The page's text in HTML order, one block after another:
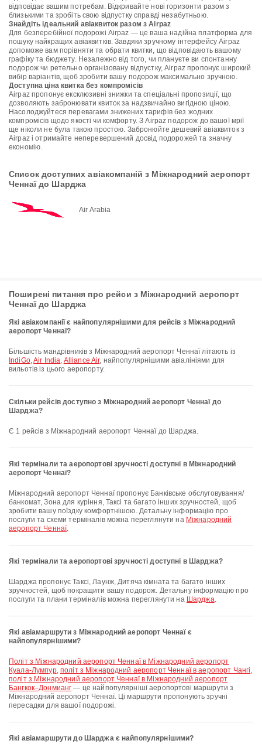
відповідає вашим потребам. Відкривайте нові горизонти разом з
близькими та зробіть свою відпустку справді незабутньою.
Знайдіть ідеальний авіаквиток разом з Airpaz
Для безперебійної подорожі Airpaz — це ваша надійна платформа для
пошуку найкращих авіаквитків. Завдяки зручному інтерфейсу Airpaz
допоможе вам порівняти та обрати квитки, що відповідають вашому
графіку та бюджету. Незалежно від того, чи плануєте ви спонтанну
подорож чи ретельно організовану відпустку, Airpaz пропонує широкий
вибір варіантів, щоб зробити вашу подорож максимально зручною.
Доступна ціна квитка без компромісів
Airpaz пропонує ексклюзивні знижки та спеціальні пропозиції, що
дозволяють забронювати квиток за надзвичайно вигідною ціною.
Насолоджуйтеся перевагами знижених тарифів без жодних
компромісів щодо якості чи комфорту. З Airpaz подорож до вашої мрії
ще ніколи не була такою простою. Забронюйте дешевий авіаквиток з
Airpaz і отримайте неперевершений досвід подорожей та значну
економію.
Список доступних авіакомпаній з Міжнародний аеропорт
Ченнаї до Шарджа
Air Arabia
Поширені питання про рейси з Міжнародний аеропорт
Ченнаї до Шарджа
Які авіакомпанії є найпопулярнішими для рейсів з Міжнародний
аеропорт Ченнаї?
Більшість мандрівників з Міжнародний аеропорт Ченнаї літають із
IndiGo,Air India, Alliance Air, найпопулярнішими авіалініями для
вильотів із цього аеропорту.
Скільки рейсів доступно з Міжнародний аеропорт Ченнаї до
Шарджа?
Є 1 рейсів з Міжнародний аеропорт Ченнаї до Шарджа.
Які термінали та аеропортові зручності доступні в Міжнародний
аеропорт Ченнаї?
Міжнародний аеропорт Ченнаї пропонує Банківське обслуговування/
банкомат, Зона для куріння, Таксі та багато інших зручностей, щоб
зробити вашу поїздку комфортнішою. Детальну інформацію про
послуги та схеми терміналів можна переглянути на Міжнародний
аеропорт Ченнаї.
Які термінали та аеропортові зручності доступні в Шарджа?
Шарджа пропонує Таксі, Лаунж, Дитяча кімната та багато інших
зручностей, щоб покращити вашу подорож. Детальну інформацію про
послуги та плани терміналів можна переглянути на Шарджа.
Які авіамаршрути з Міжнародний аеропорт Ченнаї є
найпопулярнішими?
політ з Міжнародний аеропорт Ченнаї в Міжнародний аеропорт
Куала-Лумпур, політ з Міжнародний аеропорт Ченнаї в аеропорт Чангі,
політ з Міжнародний аеропорт Ченнаї в Міжнародний аеропорт
Бангкок–Донмианг — це найпопулярніші аеропортові маршрути з
Міжнародний аеропорт Ченнаї. Ці маршрути пропонують зручні
пересадки для вашої подорожі.
Які авіамаршрути до Шарджа є найпопулярнішими?